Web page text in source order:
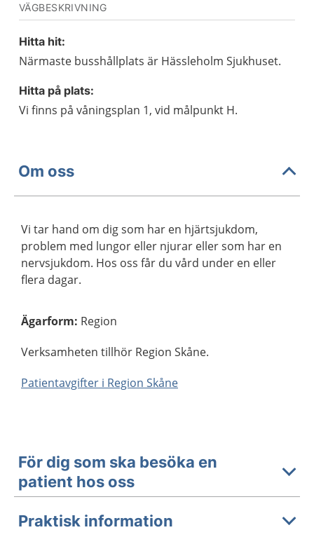
VÄGBESKRIVNING
Hitta hit:
Närmaste busshållplats är Hässleholm Sjukhuset.
Hitta på plats:
Vi finns på våningsplan 1, vid målpunkt H.
Om oss
Vi tar hand om dig som har en hjärtsjukdom,
problem med lungor eller njurar eller som har en
nervsjukdom. Hos oss får du vård under en eller
flera dagar.
Ägarform: Region
Verksamheten tillhör Region Skåne.
Patientavgifter i Region Skåne
För dig som ska besöka en
patient hos oss
Praktisk information